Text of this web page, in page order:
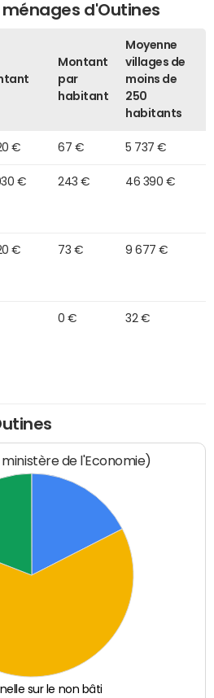
ménages d'Outines
Montant
par
habitant
Moyenne
villages de
moins de
250
habitants
€ 67 € 5 737 €
€ 243 € 46 390 €
€ 73 € 9 677 €
0 € 32 €
de l'Economie)
sur le non bâti